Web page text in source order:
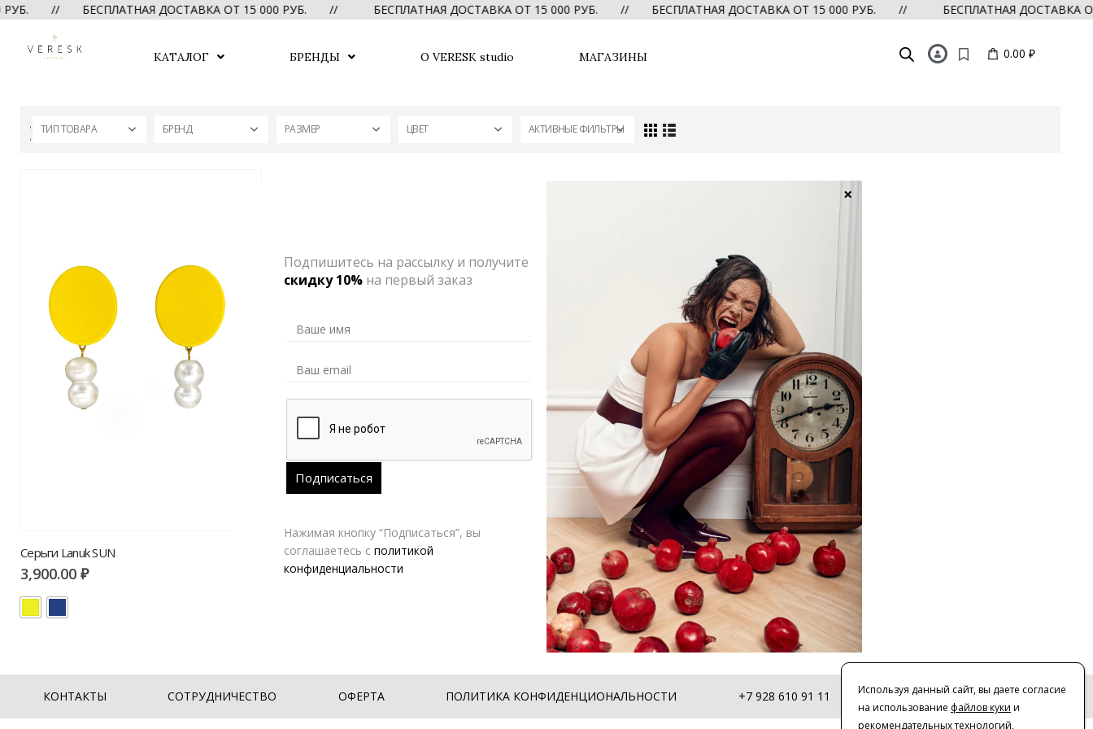
РУБ. // БЕСПЛАТНАЯ ДОСТАВКА ОТ 15 000 РУБ. // БЕСПЛАТНАЯ ДОСТАВКА ОТ 15 000 РУБ. // БЕСПЛАТНАЯ ДОСТАВКА ОТ 15 000 РУБ. // БЕСПЛАТНАЯ
КАТАЛОГ БРЕНДЫ О VERESK studio МАГАЗИНЫ 0.00 ₽
ТИП ТОВАРА БРЕНД РАЗМЕР ЦВЕТ АКТИВНЫЕ ФИЛЬТРЫ
Серьги Lanuk SUN
3,900.00 ₽
КОНТАКТЫ СОТРУДНИЧЕСТВО ОФЕРТА ПОЛИТИКА КОНФИДЕНЦИОНАЛЬНОСТИ +7 928 610 91 11 © 2016-2026 | VERESK studio
Используя данный сайт, вы даете согласие
на использование файлов куки и
рекомендательных технологий,
Подпишитесь на рассылку и получите
скидку 10%на первый заказ
Нажимая кнопку “Подписаться”, вы
соглашаетесь с политикой
конфиденциальности
×